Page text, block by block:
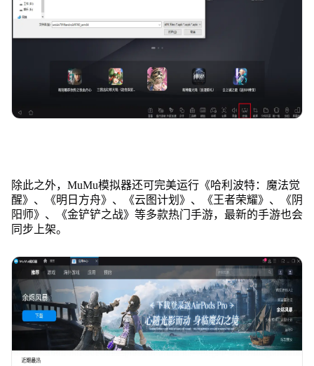
除此之外，MuMu模拟器还可完美运行《哈利波特：魔法觉
醒》、《明日方舟》、《云图计划》、《王者荣耀》、《阴
阳师》、《金铲铲之战》等多款热门手游，最新的手游也会
同步上架。